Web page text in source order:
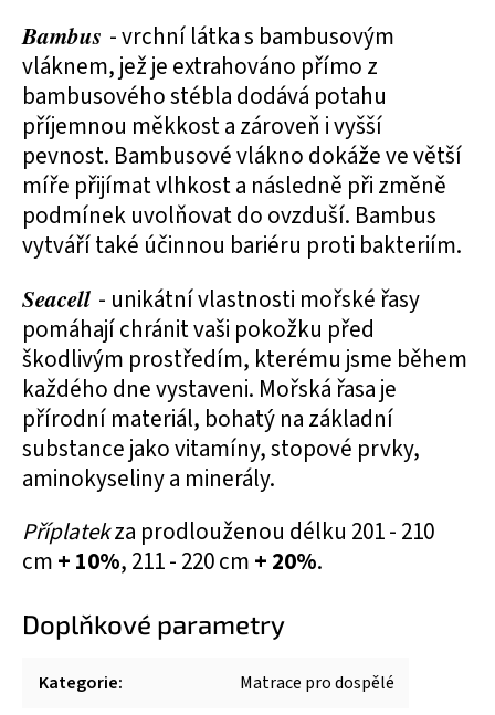
Bambus - vrchní látka s bambusovým
vláknem, jež je extrahováno přímo z
bambusového stébla dodává potahu
příjemnou měkkost a zároveň i vyšší
pevnost. Bambusové vlákno dokáže ve větší
míře přijímat vlhkost a následně při změně
podmínek uvolňovat do ovzduší. Bambus
vytváří také účinnou bariéru proti bakteriím.
Seacell - unikátní vlastnosti mořské řasy
pomáhají chránit vaši pokožku před
škodlivým prostředím, kterému jsme během
každého dne vystaveni. Mořská řasa je
přírodní materiál, bohatý na základní
substance jako vitamíny, stopové prvky,
aminokyseliny a minerály.
Příplatekza prodlouženou délku 201 - 210
cm + 10%, 211 - 220 cm + 20%.
Doplňkové parametry
Kategorie: Matrace pro dospělé